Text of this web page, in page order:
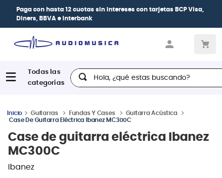
tarjetasBCP Visa, | Paga en cuotasdesde 0% de interés
Hola, ¿qué estas buscando?
Guitarras Fundas Y Cases
Guitarra Acústica
Case De Guitarra Eléctrica Ibanez MC300C
Case de guitarra eléctrica Ibanez
MC300C
Ibanez